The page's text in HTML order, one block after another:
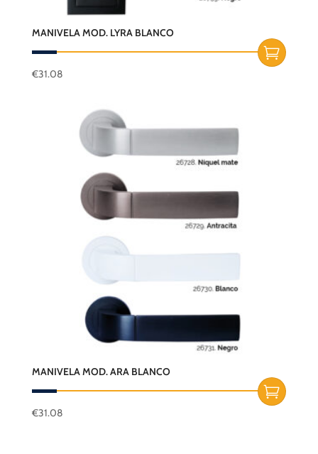
MANIVELA MOD. LYRA BLANCO
€31.08
MANIVELA MOD. ARA BLANCO
€31.08